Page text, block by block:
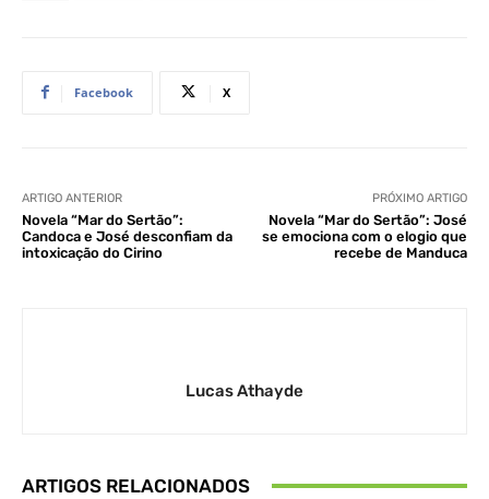
Facebook X
ARTIGO ANTERIOR
Novela “Mar do Sertão”:
Candoca e José desconfiam da
intoxicação do Cirino
PRÓXIMO ARTIGO
Novela “Mar do Sertão”: José
se emociona com o elogio que
recebe de Manduca
Lucas Athayde
ARTIGOS RELACIONADOS